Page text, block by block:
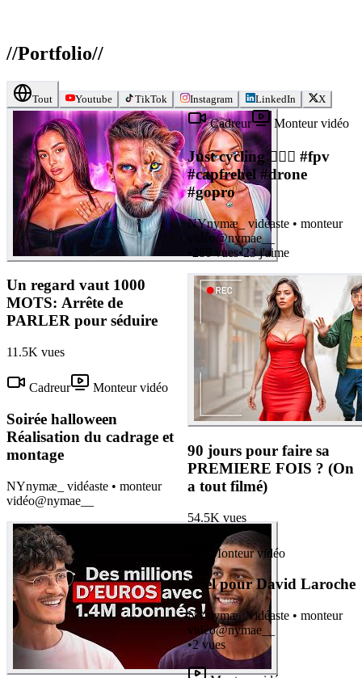
//Portfolio//
Tout Youtube TikTok Instagram LinkedIn X
Un regard vaut 1000
MOTS: Arrête de
PARLER pour séduire
11.5K vues
Cadreur Monteur vidéo
Soirée halloween
Réalisation du cadrage et
montage
NYnymæ_ vidéaste • monteur
vidéo@nymae__
Cadreur Monteur vidéo
Just cycling 🚴🏼‍♂️ #fpv
#capfrehel #drone
#gopro
NYnymæ_ vidéaste • monteur
vidéo@nymae__
vues•23 j'aime
90 jours pour faire sa
PREMIERE FOIS ? (On
a tout filmé)
54.5K vues
Monteur vidéo
Réel pour David Laroche
NY nymæ_ vidéaste • monteur
vidéo@nymae__
•2 vues